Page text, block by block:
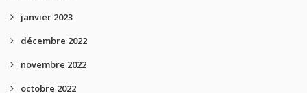
janvier 2023
décembre 2022
novembre 2022
octobre 2022